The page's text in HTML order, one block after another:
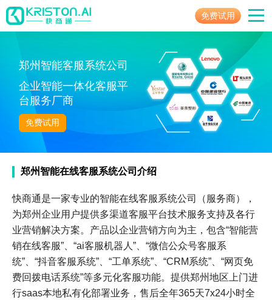
免费试用
郑州智能客服系统公司
企业智能一体化客服平
台服务厂商
免费试用
郑州智能在线客服系统公司介绍
快商通是一家专业的智能在线客服系统公司（服务商），
为郑州企业用户提供多渠道客服平台技术服务支持及各行
业营销解决方案。产品以企业营销方向为主，包含“智能营
销在线客服”、“ai客服机器人”、“微信公众号客服系
统”、“抖音客服系统”、“工单系统”、“CRM系统”、“网页免
费回拨电话系统”等多元化客服功能。提供郑州地区上门进
行saas本地私有化部署业务，售后全年365天7x24小时全